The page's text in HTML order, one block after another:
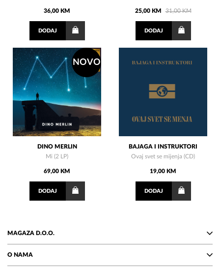
36,00 KM
DODAJ
25,00 KM 31,00 KM
DODAJ
NOVO
DINO MERLIN
Mi (2 LP)
69,00 KM
DODAJ
BAJAGA I INSTRUKTORI
Ovaj svet se mijenja (CD)
19,00 KM
DODAJ
MAGAZA D.O.O.
O NAMA